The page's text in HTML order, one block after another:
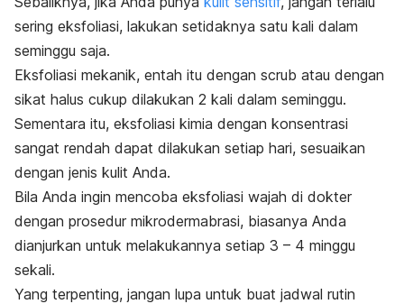
sering eksfoliasi, lakukan setidaknya satu kali dalam
seminggu saja.
Eksfoliasi mekanik, entah itu dengan scrub atau dengan
sikat halus cukup dilakukan 2 kali dalam seminggu.
Sementara itu, eksfoliasi kimia dengan konsentrasi
sangat rendah dapat dilakukan setiap hari, sesuaikan
dengan jenis kulit Anda.
Bila Anda ingin mencoba eksfoliasi wajah di dokter
dengan prosedur mikrodermabrasi, biasanya Anda
dianjurkan untuk melakukannya setiap 3 – 4 minggu
sekali.
Yang terpenting, jangan lupa untuk buat jadwal rutin